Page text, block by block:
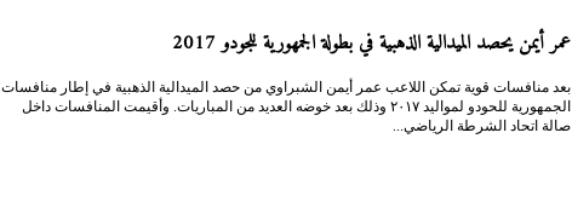
عمر أيمن يحصد الميدالية الذهبية في بطولة الجمهورية للجودو 2017
بعد منافسات قوية تمكن اللاعب عمر أيمن الشبراوي من حصد الميدالية الذهبية في إطار منافسات
الجمهورية للحودو لمواليد ٢٠١٧ وذلك بعد خوضه العديد من المباريات. وأقيمت المنافسات داخل
صالة اتحاد الشرطة الرياضي...